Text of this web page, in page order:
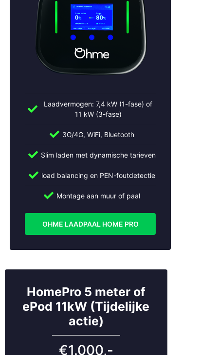
Laadvermogen: 7,4 kW (1-fase) of
11 kW (3-fase)
3G/4G, WiFi, Bluetooth
Slim laden met dynamische tarieven
load balancing en PEN-foutdetectie
Montage aan muur of paal
OHME LAADPAAL HOME PRO
HomePro 5 meter of
ePod 11kW (Tijdelijke
actie)
€1.000,-